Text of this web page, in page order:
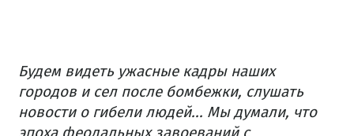
Будем видеть ужасные кадры наших
городов и сел после бомбежки, слушать
новости о гибели людей... Мы думали, что
эпоха феодальных завоеваний с